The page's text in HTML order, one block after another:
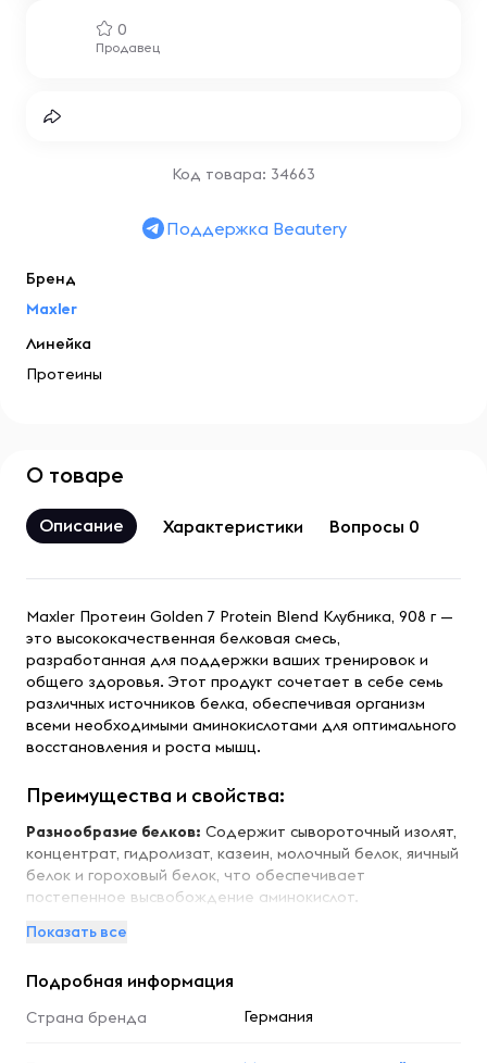
0
Продавец
Код товара: 34663
Поддержка Beautery
Бренд
Maxler
Линейка
Протеины
О товаре
Описание Характеристики Вопросы 0
Maxler Протеин Golden 7 Protein Blend Клубника, 908 г —
это высококачественная белковая смесь,
разработанная для поддержки ваших тренировок и
общего здоровья. Этот продукт сочетает в себе семь
различных источников белка, обеспечивая организм
всеми необходимыми аминокислотами для оптимального
восстановления и роста мышц.
Преимущества и свойства:
Разнообразие белков: Содержит сывороточный изолят,
концентрат, гидролизат, казеин, молочный белок, яичный
белок и гороховый белок, что обеспечивает
постепенное высвобождение аминокислот.
белка способствует эффективному восстановлению и
Ускоренное усвоение:Гидролизованные белки
мышцы, что особенно важно после тренировки.
Показать все
Подробная информация
Страна бренда Германия